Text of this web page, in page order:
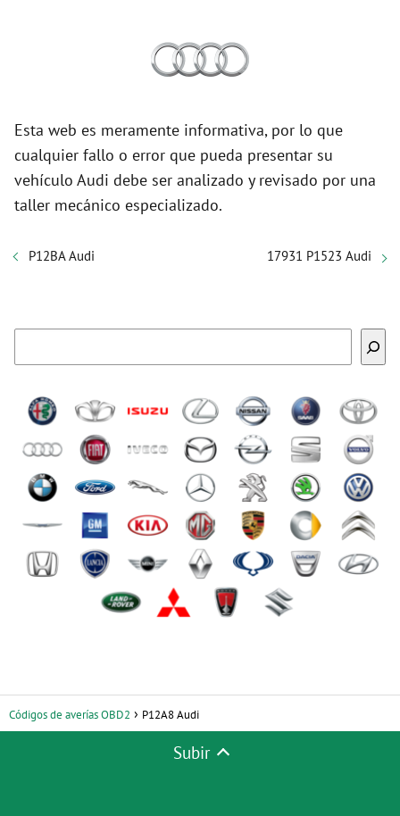
Esta web es meramente informativa, por lo que
cualquier fallo o error que pueda presentar su
vehículo Audi debe ser analizado y revisado por una
taller mecánico especializado.
P12BA Audi 17931 P1523 Audi
Códigos de averías OBD2 P12A8 Audi
Subir